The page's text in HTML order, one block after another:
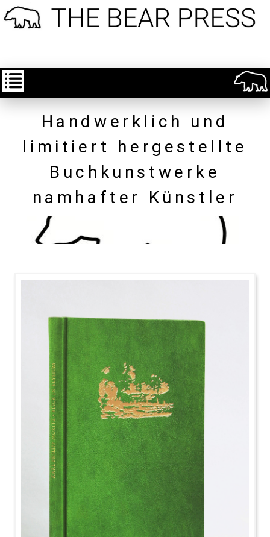
Handwerklich und
limitiert hergestellte
Buchkunstwerke
namhafter Künstler